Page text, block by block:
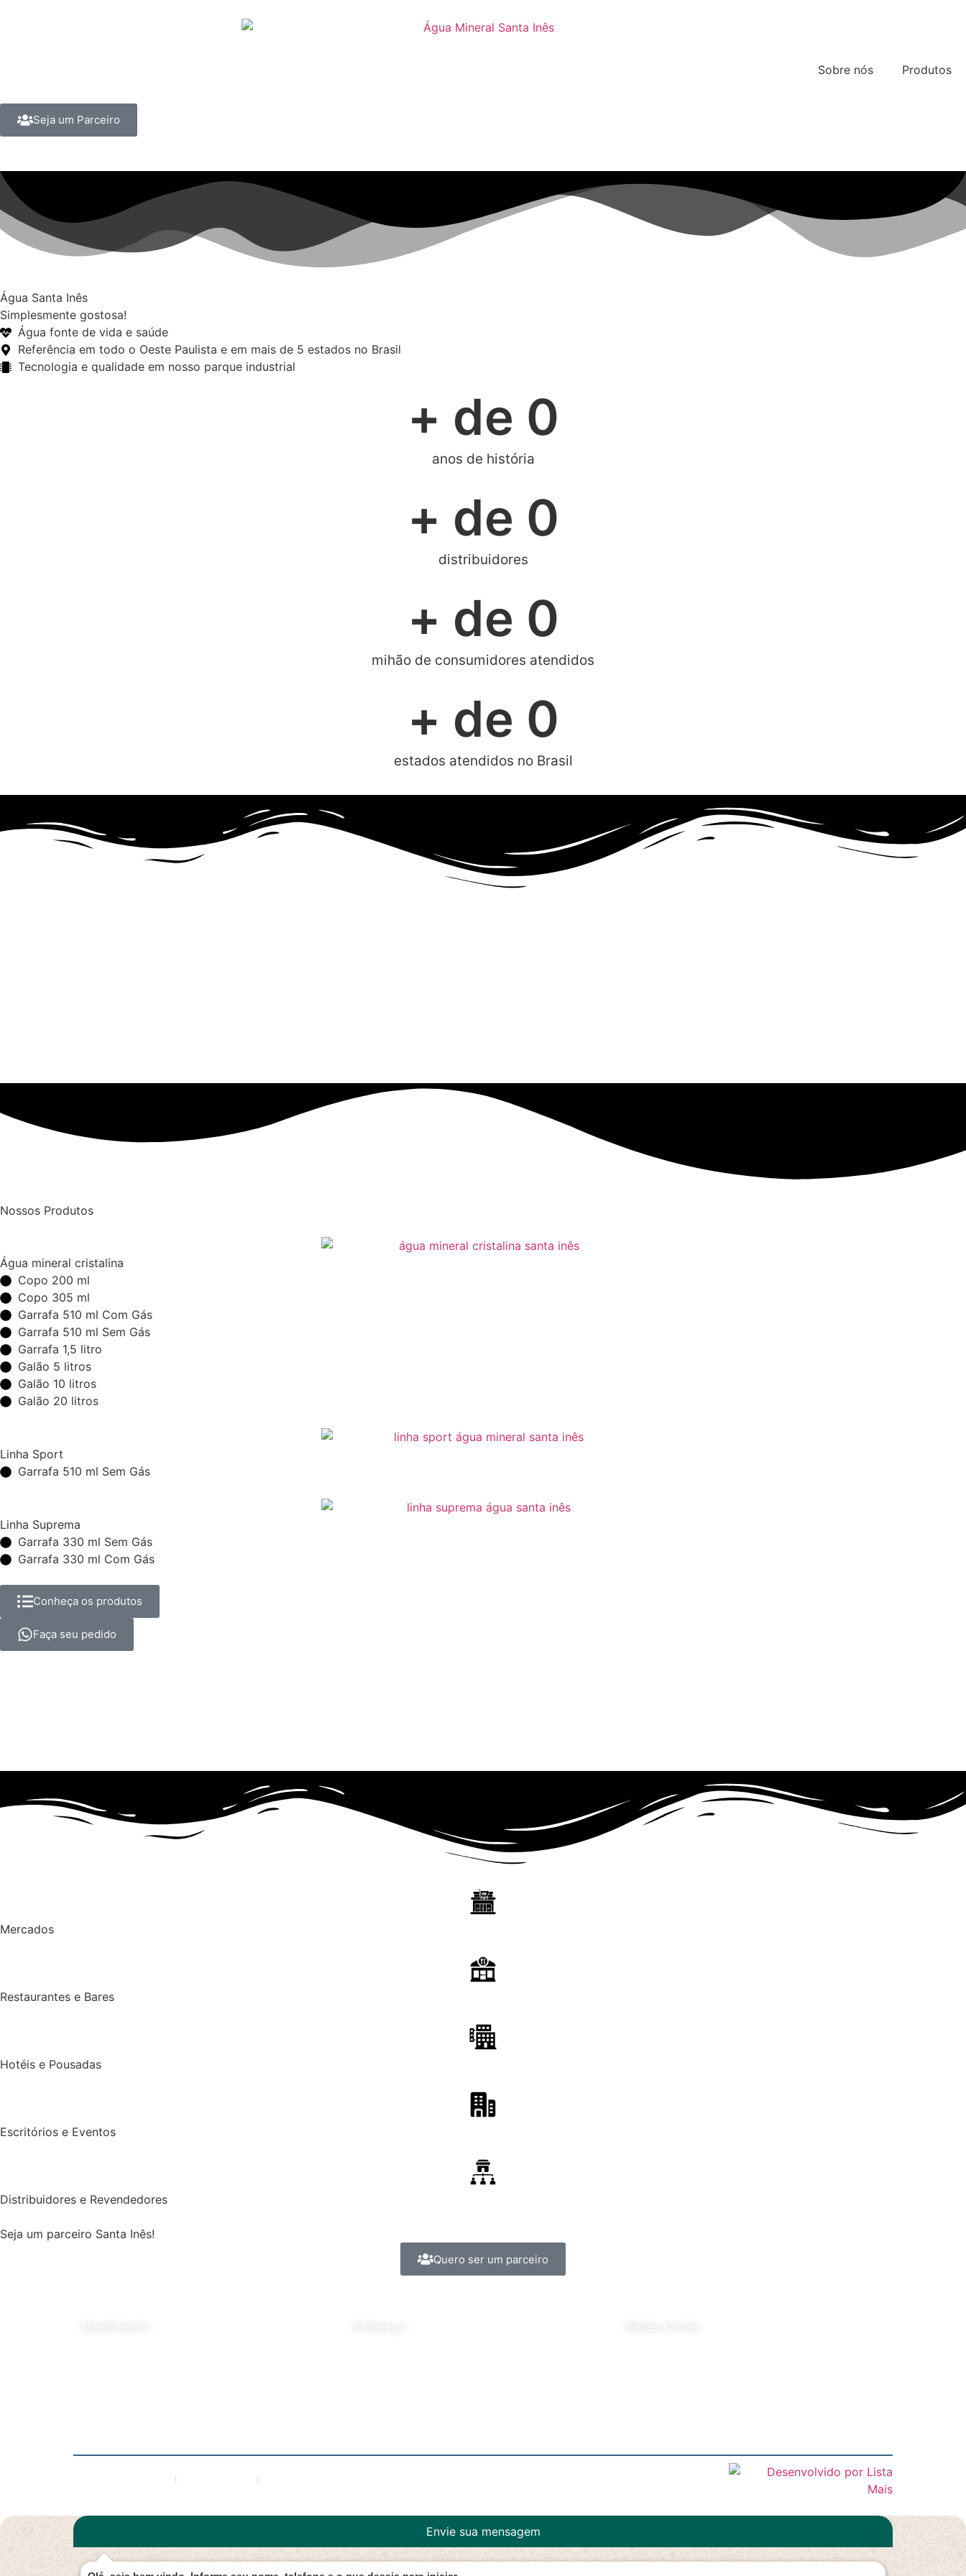
Sobre nós Produtos
Seja um Parceiro
Água Santa Inês
Simplesmente gostosa!
Água fonte de vida e saúde
Referência em todo o Oeste Paulista e em mais de 5 estados no Brasil
Tecnologia e qualidade em nosso parque industrial
anos de história
+ de 0
distribuidores
+ de 0
mihão de consumidores atendidos
+ de 0
estados atendidos no Brasil
+ de 0
Nossos Produtos
Água mineral cristalina
Copo 200 ml
Copo 305 ml
Garrafa 510 ml Com Gás
Garrafa 510 ml Sem Gás
Garrafa 1,5 litro
Galão 5 litros
Galão 10 litros
Galão 20 litros
Linha Sport
Garrafa 510 ml Sem Gás
Linha Suprema
Garrafa 330 ml Sem Gás
Garrafa 330 ml Com Gás
Conheça os produtos
Faça seu pedido
Mercados
Restaurantes e Bares
Hotéis e Pousadas
Escritórios e Eventos
Distribuidores e Revendedores
Seja um parceiro Santa Inês!
Quero ser um parceiro
Envie sua mensagem